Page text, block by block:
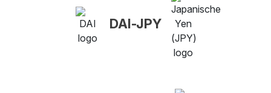
DAI-JPY